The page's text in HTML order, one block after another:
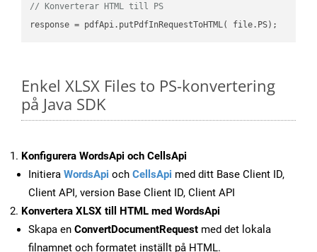
// Konverterar HTML till PS
Enkel XLSX Files to PS-konvertering
på Java SDK
Konfigurera WordsApi och CellsApi
Initiera WordsApi och CellsApi med ditt Base Client ID,
Client API, version Base Client ID, Client API
Konvertera XLSX till HTML med WordsApi
Skapa en ConvertDocumentRequest med det lokala
filnamnet och formatet inställt på HTML.